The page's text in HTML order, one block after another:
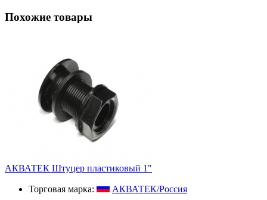
Похожие товары
АКВАТЕК Штуцер пластиковый 1"
Торговая марка:
АКВАТЕК/Россия